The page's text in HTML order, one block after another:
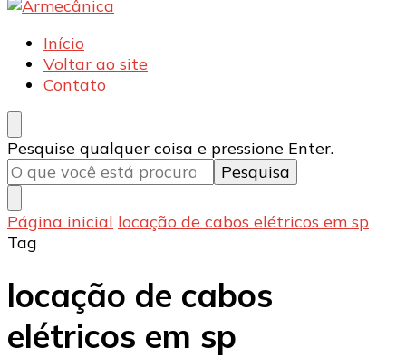
Armecânica
Blog
Início
Voltar ao site
Contato
Procurando
algo?
Pesquise qualquer coisa e pressione Enter.
Página inicial locação de cabos elétricos em sp
Tag
locação de cabos
elétricos em sp